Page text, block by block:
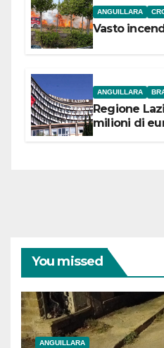
ANGUILLARA
Vasto
ANGUILLARA
Regione
milioni di
You missed
ANGUILLARA